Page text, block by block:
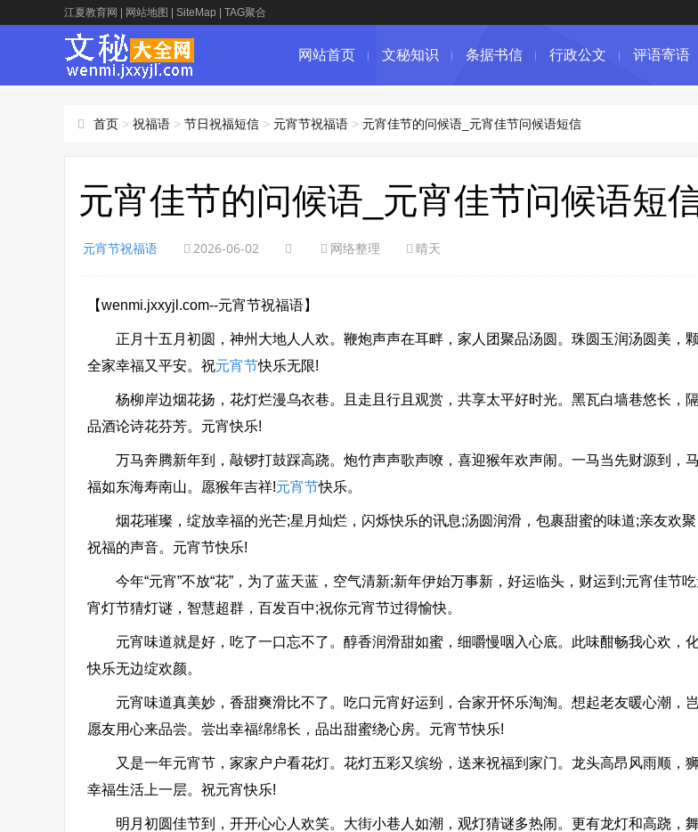
江夏教育网 网站地图 SiteMap TAG聚合
网站首页 文秘知识 条据书信 行政公文 评语寄语
首页 > 祝福语 > 节日祝福短信 > 元宵节祝福语 > 元宵佳节的问候语_元宵佳节问候语短信
元宵佳节的问候语_元宵佳节问候语短
元宵节祝福语 2026-06-02 网络整理 晴天
【wenmi.jxxyjl.com--元宵节祝福语】
正月十五月初圆，神州大地人人欢。鞭炮声声在耳畔，家人团聚品汤圆。珠圆玉润汤圆美，颗
全家幸福又平安。祝元宵节快乐无限!
杨柳岸边烟花扬，花灯烂漫乌衣巷。且走且行且观赏，共享太平好时光。黑瓦白墙巷悠长，隔
品酒论诗花芬芳。元宵快乐!
万马奔腾新年到，敲锣打鼓踩高跷。炮竹声声歌声嘹，喜迎猴年欢声闹。一马当先财源到，马
福如东海寿南山。愿猴年吉祥!元宵节快乐。
烟花璀璨，绽放幸福的光芒;星月灿烂，闪烁快乐的讯息;汤圆润滑，包裹甜蜜的味道;亲友欢聚
祝福的声音。元宵节快乐!
今年“元宵”不放“花”，为了蓝天蓝，空气清新;新年伊始万事新，好运临头，财运到;元宵佳节
宵灯节猜灯谜，智慧超群，百发百中;祝你元宵节过得愉快。
元宵味道就是好，吃了一口忘不了。醇香润滑甜如蜜，细嚼慢咽入心底。此味酣畅我心欢，化
快乐无边绽欢颜。
元宵味道真美妙，香甜爽滑比不了。吃口元宵好运到，合家开怀乐淘淘。想起老友暖心潮，岂
愿友用心来品尝。尝出幸福绵绵长，品出甜蜜绕心房。元宵节快乐!
又是一年元宵节，家家户户看花灯。花灯五彩又缤纷，送来祝福到家门。龙头高昂风雨顺，狮
幸福生活上一层。祝元宵快乐!
明月初圆佳节到，开开心心人欢笑。大街小巷人如潮，观灯猜谜多热闹。更有龙灯和高跷，舞